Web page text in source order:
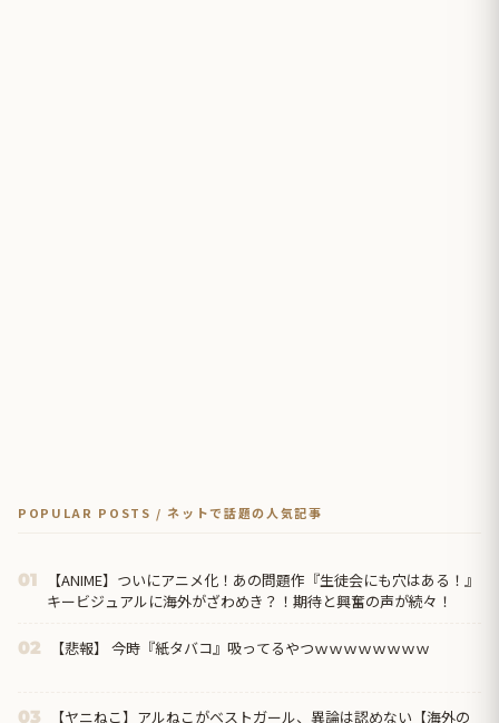
POPULAR POSTS / ネットで話題の人気記事
01
【ANIME】ついにアニメ化！あの問題作『生徒会にも穴はある！』
キービジュアルに海外がざわめき？！期待と興奮の声が続々！
02 【悲報】 今時『紙タバコ』吸ってるやつｗｗｗｗｗｗｗｗ
03 【ヤニねこ】アルねこがベストガール、異論は認めない【海外の